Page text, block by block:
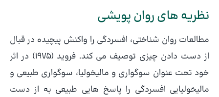
نظریه های روان پویشی
مطالعات روان شناختی، افسردگی را واکنش پیچیده در قبال
از دست دادن چیزی توصیف می کند. فروید (1975) در اثر
خود تحت عنوان سوگواری و مالیخولیا، سوگواری طبیعی و
مالیخولیایی افسردگی را پاسخ هایی طبیعی به از دست